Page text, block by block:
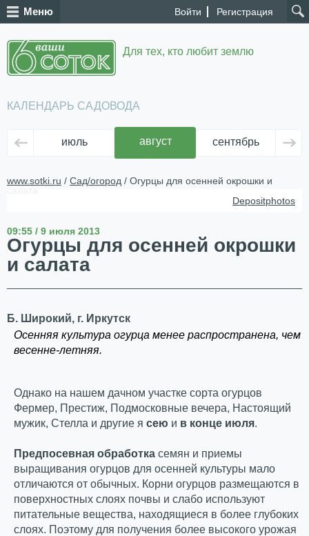
Войти Регистрация
Меню
Для тех, кто любит землю
КАЛЕНДАРЬ САДОВОДА
июль август сентябрь
www.sotki.ru / Сад/огород / Огурцы для осенней окрошки и
Depositphotos
09:55 / 9 июля 2013
Огурцы для осенней окрошки
и салата
Б. Широкий, г. Иркутск
Осенняя культура огурца менее распространена, чем
весенне-летняя.
Однако на нашем дачном участке сорта огурцов
Фермер, Престиж, Подмосковные вечера, Настоящий
мужик, Стелла и другие я сею и в конце июля.
Предпосевная обработка семян и приемы
выращивания огурцов для осенней культуры мало
отличаются от обычных. Корни огурцов размещаются в
поверхностных слоях почвы и слабо используют
питательные вещества, находящиеся в более глубоких
слоях. Поэтому для получения более высокого урожая